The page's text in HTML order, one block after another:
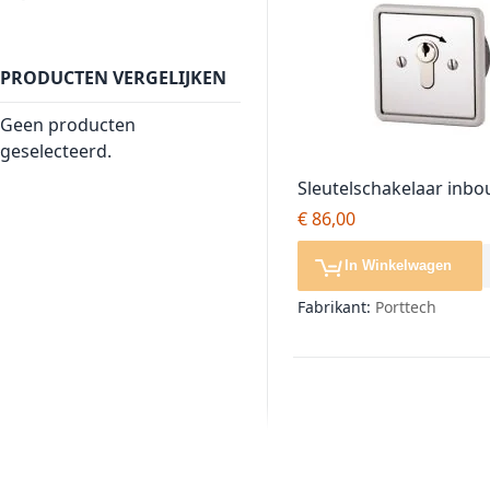
Sleutelschakelaar
contact, pulsuitvoering
€ 86,00
In Winkelwagen
Fabrikant: Porttech
PRODUCTEN VERGELIJKEN
Geen producten
geselecteerd.